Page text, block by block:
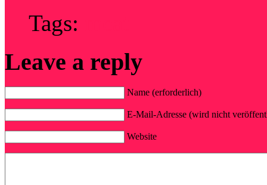
Tags:
Leave a reply
Name (erforderlich)
E-Mail-Adresse (wird nicht
Website